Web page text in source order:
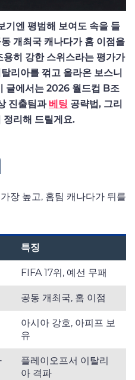
엔 평범해 보여도 속을 들
개최국 캐나다가 홈 이점을
히 강한 스위스라는 평가가
리아를 꺾고 올라온 보스니
글에서는 2026 월드컵 B조
진출팀과 베팅 공략법, 그리
정리해 드릴게요.
장 높고, 홈팀 캐나다가 뒤를
특징
FIFA 17위, 예선 무패
공동 개최국, 홈 이점
아시아 강호, 아피프 보
유
플레이오프서 이탈리
아 격파